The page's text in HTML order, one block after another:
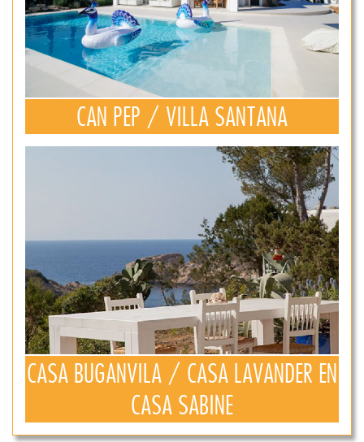
CAN PEP / VILLA SANTANA
CASA BUGANVILA / CASA LAVANDER EN
CASA SABINE